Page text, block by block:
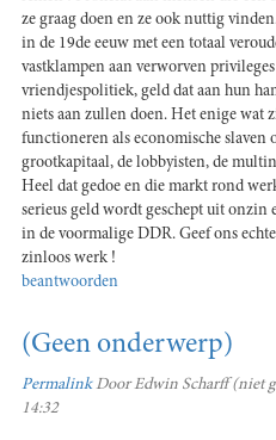
ze graag doen en ze ook nuttig
in de 19de eeuw met een totaal
vastklampen aan verworven
vriendjespolitiek, geld dat aan hun
niets aan zullen doen. Het enige wat
functioneren als economische slaven
grootkapitaal, de lobbyisten, de
Heel dat gedoe en die markt rond
serieus geld wordt geschept uit onzin
in de voormalige DDR. Geef ons
zinloos werk !
beantwoorden
(Geen onderwerp)
PermalinkDoorEdwin Scharff (niet
14:32